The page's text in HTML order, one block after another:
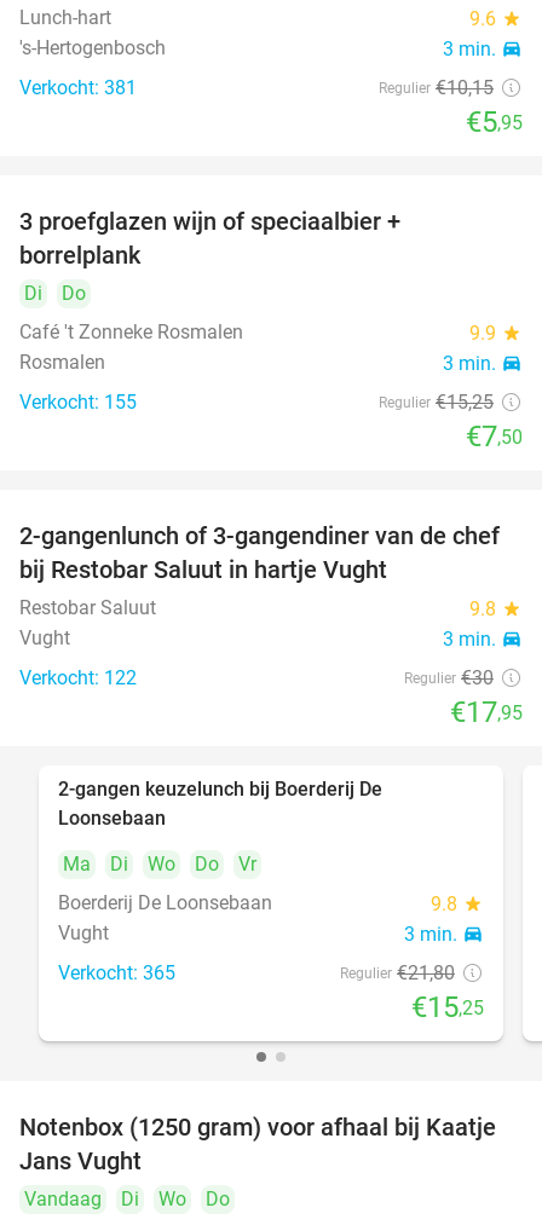
Lunch-hart 9.6 star
's-Hertogenbosch 3 min. directions_car
Verkocht: 381 Regulier €10,15
€5,95
3 proefglazen wijn of speciaalbier +
borrelplank
Di
Do
Café 't Zonneke Rosmalen
9.9 star
Rosmalen 3 min. directions_car
Verkocht: 155 Regulier €15,25
€7,50
40%
2-gangenlunch of 3-gangendiner van de chef
bij Restobar Saluut in hartje Vught
Restobar Saluut 9.8 star
Vught 3 min. directions_car
Verkocht: 122 Regulier €30
€17,95
2-gangen keuzelunch bij Boerderij De
Loonsebaan
Ma
Di Wo Do
Vr
Boerderij De Loonsebaan
9.8 star
Vught 3 min. directions_car
Verkocht: 365 Regulier €21,80
€15,25
42%
Notenbox (1250 gram) voor afhaal bij Kaatje
Jans Vught
Vandaag Di Wo
Do